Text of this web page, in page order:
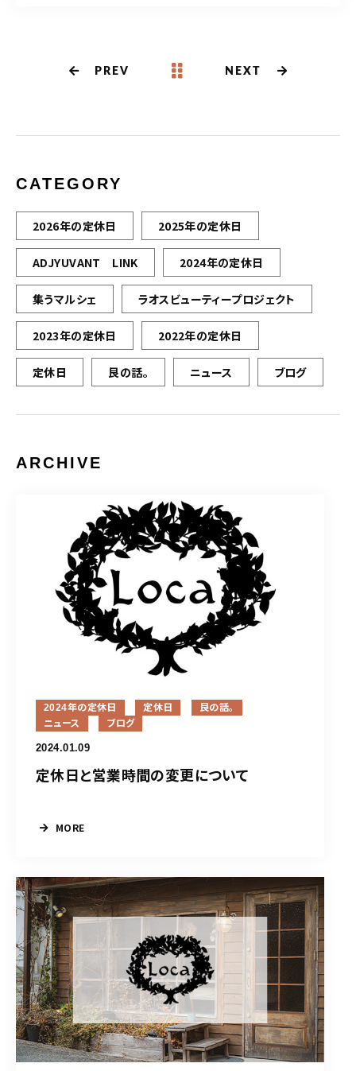
PREV NEXT
CATEGORY
2026年の定休日 2025年の定休日
ADJYUVANT LINK 2024年の定休日
集うマルシェ ラオスビューティープロジェクト
2023年の定休日 2022年の定休日
定休日 艮の話。 ニュース ブログ
ARCHIVE
2024年の定休日 定休日
艮の話。
ニュース
ブログ
2024.01.09
定休日と営業時間の変更について
MORE